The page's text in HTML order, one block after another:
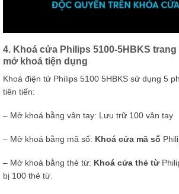
4. Khoá cửa Philips 5100-5HBKS
mở khoá tiện dụng
Khoá điện tử Philips 5100 5HBKS sử dụng 5
tiên tiến:
– Mở khoá bằng vân tay: Lưu trữ 100 vân tay
– Mở khoá bằng mã số: Khoá cửa mã số
– Mở khoá bằng thẻ từ: Khoá cửa thẻ từ
bị 100 thẻ từ.